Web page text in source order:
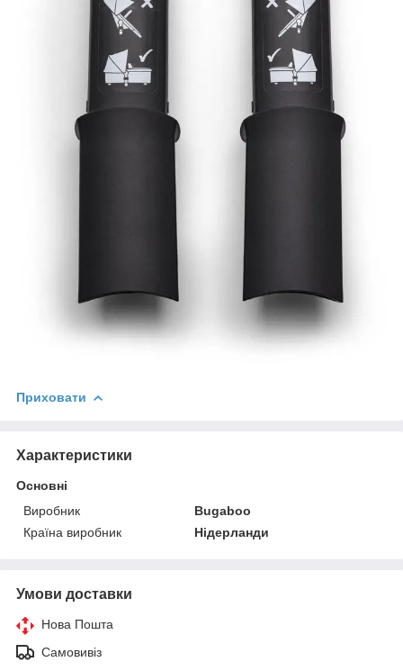
Приховати
Характеристики
Основні
Виробник
Bugaboo
Країна виробник
Нідерланди
Умови доставки
Нова Пошта
Самовивіз